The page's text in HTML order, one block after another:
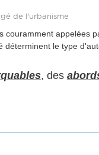
de l'urbanisme
couramment appelées
le type
, des